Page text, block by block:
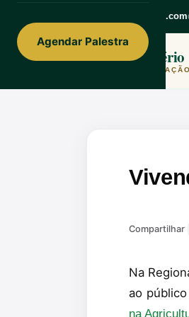
ainorfloterio@gmail.com
Ainor Lotério
MENTE & CORAÇÃO
Agendar Palestra
Compartilhar
Na
ao
na